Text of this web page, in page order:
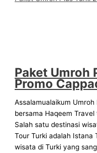
Paket Umroh
Promo
Assalamualaikum
bersama Haqeem
Salah satu destinasi
Tour Turki adalah Istana
wisata di Turki yang